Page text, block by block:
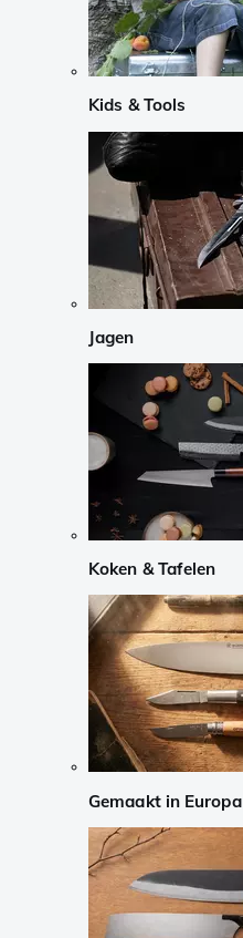
Kids & Tools
Jagen
Koken & Tafelen
Gemaakt in Europa